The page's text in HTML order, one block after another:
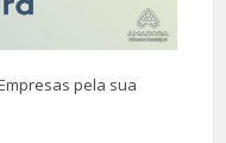
pela sua